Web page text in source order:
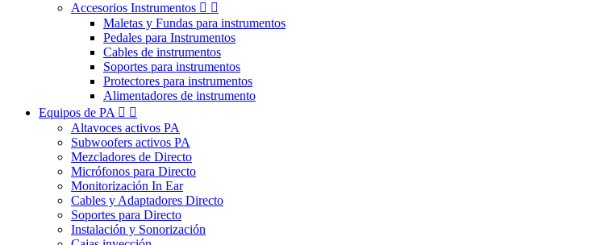
Accesorios Instrumentos  
Maletas y Fundas para instrumentos
Pedales para Instrumentos
Cables de instrumentos
Soportes para instrumentos
Protectores para instrumentos
Alimentadores de instrumento
Equipos de PA  
Altavoces activos PA
Subwoofers activos PA
Mezcladores de Directo
Micrófonos para Directo
Monitorización In Ear
Cables y Adaptadores Directo
Soportes para Directo
Instalación y Sonorización